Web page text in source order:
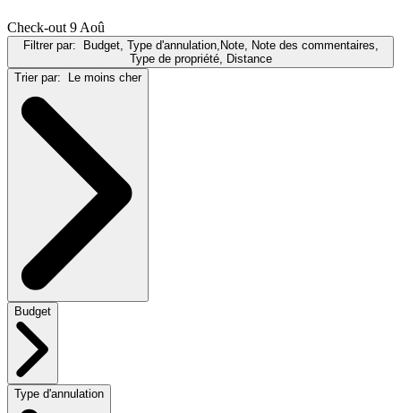
Check-out 9 Aoû
Filtrer par:
Budget, Type d'annulation,Note, Note des commentaires,
Type de propriété, Distance
Trier par:
Le moins cher
Budget
Type d'annulation